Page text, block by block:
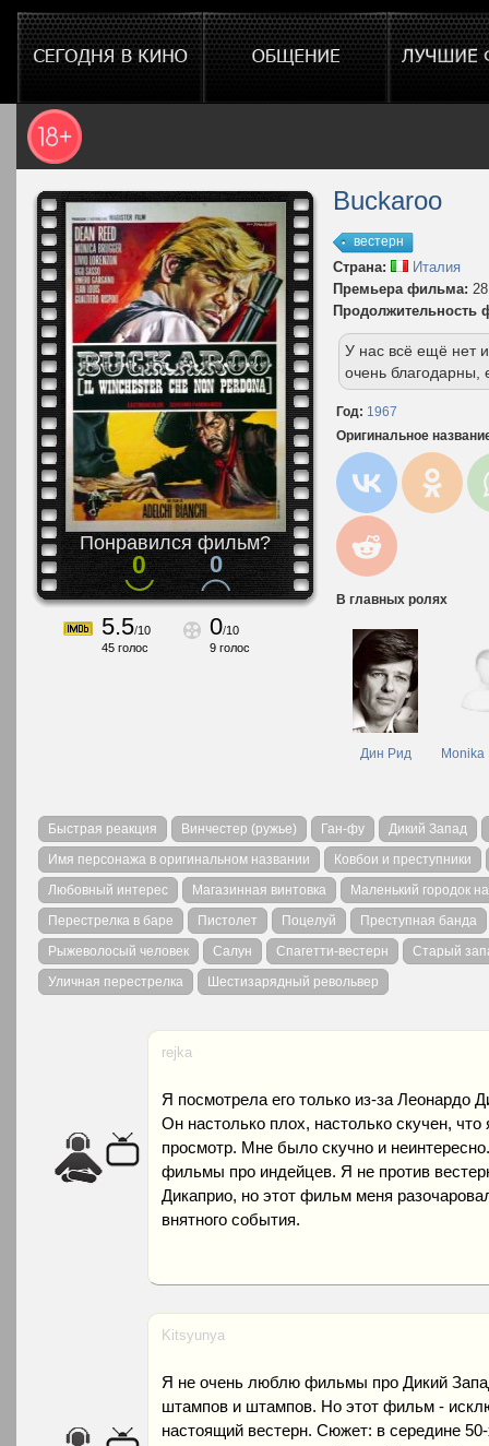
Понравился фильм?
0 0
5.5/10
45 голос
0/10
9 голос
Buckaroo
вестерн
Страна:
Италия
Премьера фильма:
Продолжительность
У нас всё ещё нет
очень благодарны,
Год: 1967
Оригинальное
В главных ролях
Дин Рид Monika
Быстрая реакция Винчестер (ружье) Ган-фу
Дикий Запад
Имя персонажа в оригинальном названии
Ковбои и преступники
Любовный интерес
Магазинная винтовка
Маленький городок
Перестрелка в баре
Пистолет Поцелуй
Преступная банда
Рыжеволосый человек
Салун Спагетти-вестерн
Старый
Уличная перестрелка
Шестизарядный револьвер
rejka
Я посмотрела его только из-за Леонардо
Он настолько плох, настолько скучен,
просмотр. Мне было скучно и
фильмы про индейцев. Я не против
Дикаприо, но этот фильм меня
внятного события.
Kitsyunya
Я не очень люблю фильмы про Дикий
штампов и штампов. Но этот фильм -
настоящий вестерн. Сюжет: в середине